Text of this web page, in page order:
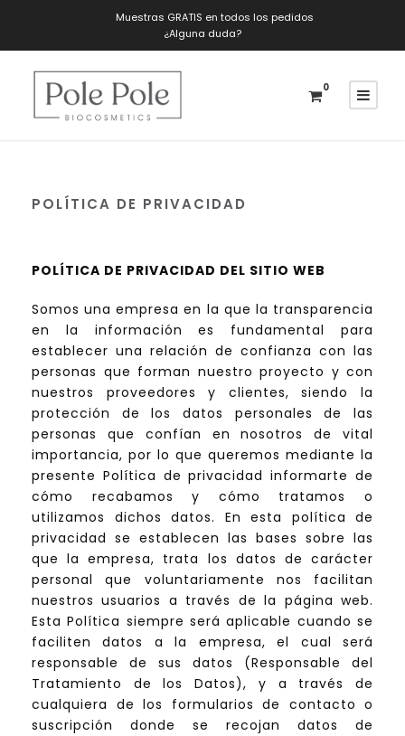
Muestras GRATIS en todos los pedidos
¿Alguna duda?
0
POLÍTICA DE PRIVACIDAD
POLÍTICA DE PRIVACIDAD DEL SITIO WEB
Somos una empresa en la que la transparencia
en la información es fundamental para
establecer una relación de confianza con las
personas que forman nuestro proyecto y con
nuestros proveedores y clientes, siendo la
protección de los datos personales de las
personas que confían en nosotros de vital
importancia, por lo que queremos mediante la
presente Política de privacidad informarte de
cómo recabamos y cómo tratamos o
utilizamos dichos datos. En esta política de
privacidad se establecen las bases sobre las
que la empresa, trata los datos de carácter
personal que voluntariamente nos facilitan
nuestros usuarios a través de la página web.
Esta Política siempre será aplicable cuando se
faciliten datos a la empresa, el cual será
responsable de sus datos (Responsable del
Tratamiento de los Datos), y a través de
cualquiera de los formularios de contacto o
suscripción donde se recojan datos de